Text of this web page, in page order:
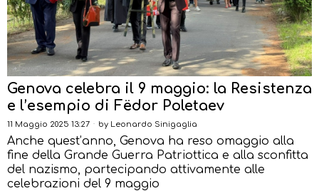
Genova celebra il 9 maggio: la Resistenza
e l’esempio di Fëdor Poletaev
11 Maggio 2025 13:27 by Leonardo Sinigaglia
Anche quest’anno, Genova ha reso omaggio alla
fine della Grande Guerra Patriottica e alla sconfitta
del nazismo, partecipando attivamente alle
celebrazioni del 9 maggio